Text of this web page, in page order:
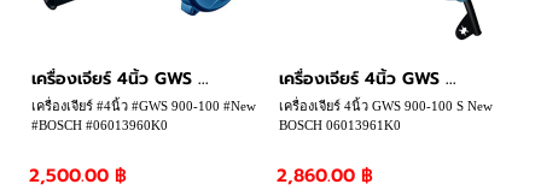
เครื่องเจียร์ 4นิ้ว GWS ...
เครื่องเจียร์ #4นิ้ว #GWS 900-100 #New
#BOSCH #06013960K0
2,500.00 ฿
เครื่องเจียร์ 4นิ้ว GWS ...
เครื่องเจียร์ 4นิ้ว GWS 900-100 S New
BOSCH 06013961K0
2,860.00 ฿